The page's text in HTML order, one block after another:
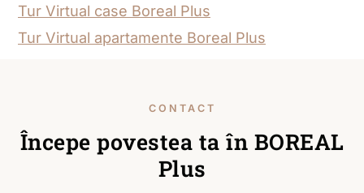
Tur Virtual case Boreal Plus
Tur Virtual apartamente Boreal Plus
CONTACT
Începe povestea ta în BOREAL
Plus